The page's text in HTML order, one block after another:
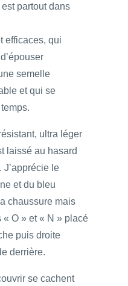
partout dans
efficaces, qui
semelle
et qui se
ultra léger
laissé au hasard
J’apprécie le
et du bleu
chaussure mais
O » et « N » placé
puis droite
derrière.
se cachent